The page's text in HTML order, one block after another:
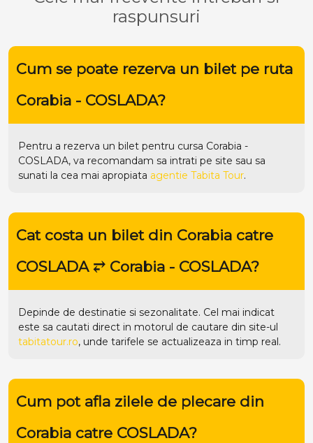
raspunsuri
Cum se poate rezerva un bilet pe ruta
Corabia - COSLADA?
Pentru a rezerva un bilet pentru cursa Corabia -
COSLADA, va recomandam sa intrati pe site sau sa
sunati la cea mai apropiata agentie Tabita Tour.
Cat costa un bilet din Corabia catre
COSLADA ⥂ Corabia - COSLADA?
Depinde de destinatie si sezonalitate. Cel mai indicat
este sa cautati direct in motorul de cautare din site-ul
tabitatour.ro, unde tarifele se actualizeaza in timp real.
Cum pot afla zilele de plecare din
Corabia catre COSLADA?